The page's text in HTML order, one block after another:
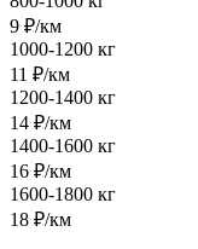
9 ₽/км
1000-1200 кг
11 ₽/км
1200-1400 кг
14 ₽/км
1400-1600 кг
16 ₽/км
1600-1800 кг
18 ₽/км